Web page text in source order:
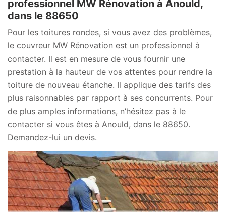
professionnel MW Rénovation à Anould,
dans le 88650
Pour les toitures rondes, si vous avez des problèmes,
le couvreur MW Rénovation est un professionnel à
contacter. Il est en mesure de vous fournir une
prestation à la hauteur de vos attentes pour rendre la
toiture de nouveau étanche. Il applique des tarifs des
plus raisonnables par rapport à ses concurrents. Pour
de plus amples informations, n’hésitez pas à le
contacter si vous êtes à Anould, dans le 88650.
Demandez-lui un devis.